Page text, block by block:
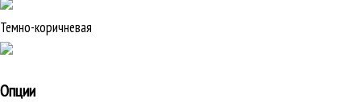
Темно-коричневая
Опции